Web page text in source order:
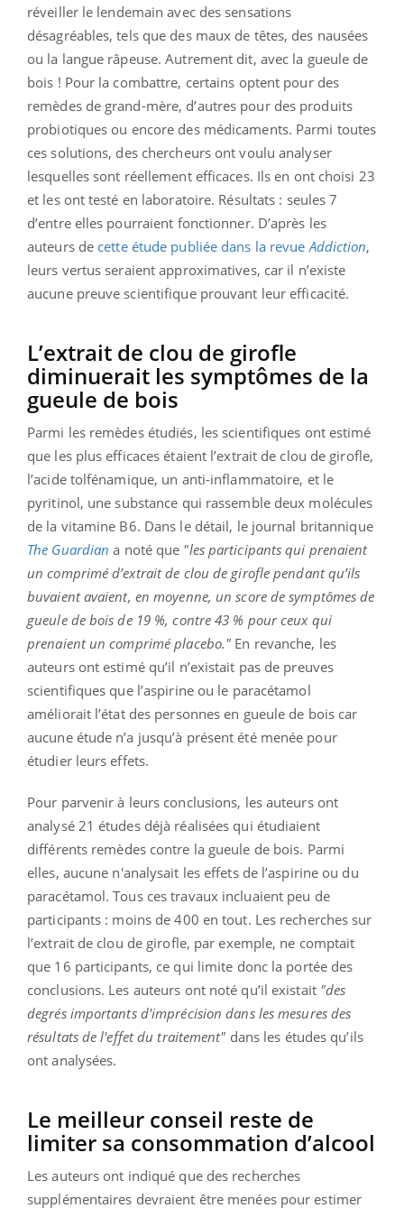
réveiller le lendemain avec des sensations
désagréables, tels que des maux de têtes, des nausées
ou la langue râpeuse. Autrement dit, avec la gueule de
bois ! Pour la combattre, certains optent pour des
remèdes de grand-mère, d’autres pour des produits
probiotiques ou encore des médicaments. Parmi toutes
ces solutions, des chercheurs ont voulu analyser
lesquelles sont réellement efficaces. Ils en ont choisi 23
et les ont testé en laboratoire. Résultats : seules 7
d’entre elles pourraient fonctionner. D’après les
auteurs de cette étude publiée dans la revueAddiction,
leurs vertus seraient approximatives, car il n’existe
aucune preuve scientifique prouvant leur efficacité.
L’extrait de clou de girofle
diminuerait les symptômes de la
gueule de bois
Parmi les remèdes étudiés, les scientifiques ont estimé
que les plus efficaces étaient l’extrait de clou de girofle,
l’acide tolfénamique, un anti-inflammatoire, et le
pyritinol, une substance qui rassemble deux molécules
de la vitamine B6. Dans le détail, le journal britannique
The Guardian a noté que "les participants qui prenaient
un comprimé d’extrait de clou de girofle pendant qu’ils
buvaient avaient, en moyenne, un score de symptômes de
gueule de bois de 19 %, contre 43 % pour ceux qui
prenaient un comprimé placebo." En revanche, les
auteurs ont estimé qu’il n’existait pas de preuves
scientifiques que l’aspirine ou le paracétamol
améliorait l’état des personnes en gueule de bois car
aucune étude n’a jusqu’à présent été menée pour
étudier leurs effets.
Pour parvenir à leurs conclusions, les auteurs ont
analysé 21 études déjà réalisées qui étudiaient
différents remèdes contre la gueule de bois. Parmi
elles, aucune n'analysait les effets de l’aspirine ou du
paracétamol. Tous ces travaux incluaient peu de
participants : moins de 400 en tout. Les recherches sur
l’extrait de clou de girofle, par exemple, ne comptait
que 16 participants, ce qui limite donc la portée des
conclusions. Les auteurs ont noté qu’il existait "des
degrés importants d'imprécision dans les mesures des
résultats de l'effet du traitement" dans les études qu’ils
ont analysées.
Le meilleur conseil reste de
limiter sa consommation d’alcool
Les auteurs ont indiqué que des recherches
supplémentaires devraient être menées pour estimer